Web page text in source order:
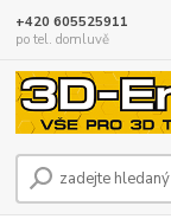
+420 605525911
po tel. domluvě